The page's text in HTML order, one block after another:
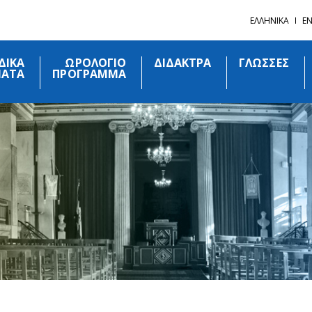
ΕΛΛΗΝΙΚΑ
ΩΡΟΛΟΓΙΟ
ΠΡΟΓΡΑΜΜΑ
ΔΙΔΑΚΤΡΑ ΓΛΩΣΣΕΣ